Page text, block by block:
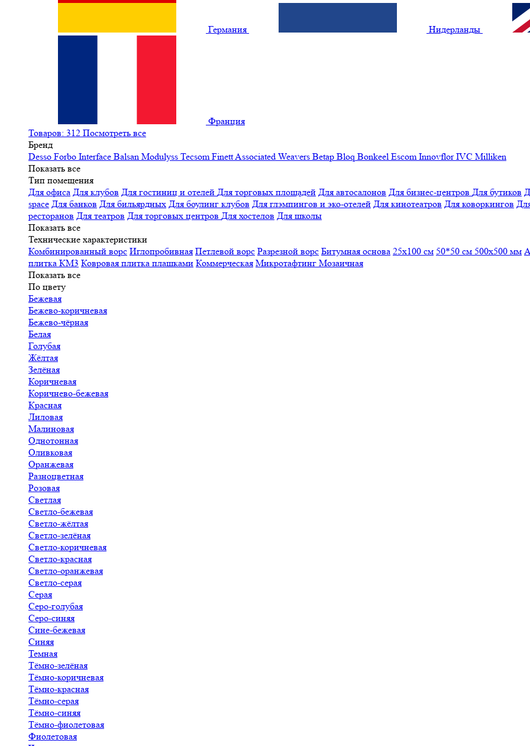
Германия Нидерланды
Франция
Товаров: 312 Посмотреть все
Бренд
Desso Forbo Interface Balsan Modulyss Tecsom FinettAssociated Weavers Betap Bloq Bonkeel Escom Innovflor IVC Milliken
Показать все
Тип помещения
Для офиса Для клубов Для гостиниц и отелей Для торговых площадей Для автосалонов Для бизнес-центров Для бутиков
space Для банков Для бильярдных Для боулинг клубов Для глэмпингов и эко-отелей Для кинотеатров Для коворкингов
ресторанов Для театров Для торговых центров Для хостелов Для школы
Показать все
Технические характеристики
Комбинированный ворс Иглопробивная Петлевой ворс Разрезной ворс Битумная основа 25x100 см 50*50 см 500х500 мм
плитка КМ3 Ковровая плитка плашками Коммерческая Микротафтинг Мозаичная
Показать все
По цвету
Бежевая
Бежево-коричневая
Бежево-чёрная
Белая
Голубая
Жёлтая
Зелёная
Коричневая
Коричнево-бежевая
Красная
Лиловая
Малиновая
Однотонная
Оливковая
Оранжевая
Разноцветная
Розовая
Светлая
Светло-бежевая
Светло-жёлтая
Светло-зелёная
Светло-коричневая
Светло-красная
Светло-оранжевая
Светло-серая
Серая
Серо-голубая
Серо-синяя
Сине-бежевая
Синяя
Темная
Тёмно-зелёная
Тёмно-коричневая
Тёмно-красная
Тёмно-серая
Тёмно-синяя
Тёмно-фиолетовая
Фиолетовая